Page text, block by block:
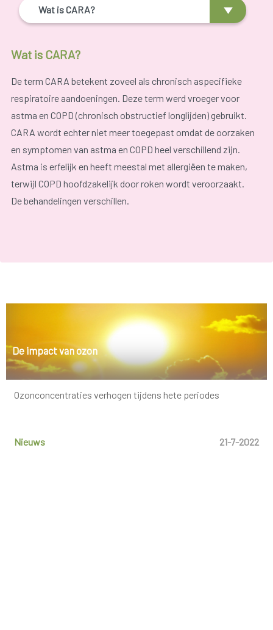
Wat is CARA?
Wat is CARA?
De term CARA betekent zoveel als chronisch aspecifieke
respiratoire aandoeningen. Deze term werd vroeger voor
astma en COPD (chronisch obstructief longlijden) gebruikt.
CARA wordt echter niet meer toegepast omdat de oorzaken
en symptomen van astma en COPD heel verschillend zijn.
Astma is erfelijk en heeft meestal met allergiëen te maken,
terwijl COPD hoofdzakelijk door roken wordt veroorzaakt.
De behandelingen verschillen.
De impact van ozon
Ozonconcentraties verhogen tijdens hete periodes
Nieuws 21-7-2022